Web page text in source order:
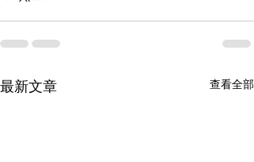
最新文章 查看全部